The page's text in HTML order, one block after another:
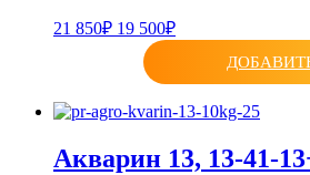
21 850₽ 19 500₽
Акварин 13, 13-41-